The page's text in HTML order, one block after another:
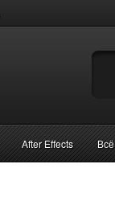
After Effects